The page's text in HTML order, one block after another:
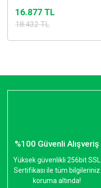
16.877 TL
18.432 TL
%100 Güvenli Alışveriş
Yüksek güvenlikli 256bit SSL
Sertifikası ile tüm bilgileriniz
koruma altında!